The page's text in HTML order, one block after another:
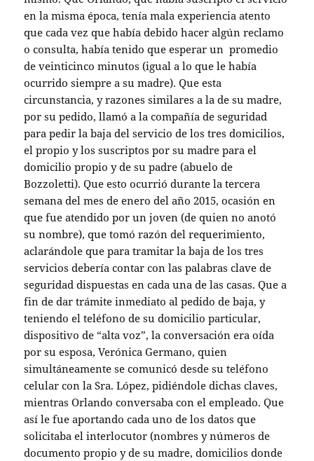
en la misma época, tenía mala experiencia atento
que cada vez que había debido hacer algún reclamo
o consulta, había tenido que esperar un promedio
de veinticinco minutos (igual a lo que le había
ocurrido siempre a su madre). Que esta
circunstancia, y razones similares a la de su madre,
por su pedido, llamó a la compañía de seguridad
para pedir la baja del servicio de los tres domicilios,
el propio y los suscriptos por su madre para el
domicilio propio y de su padre (abuelo de
Bozzoletti). Que esto ocurrió durante la tercera
semana del mes de enero del año 2015, ocasión en
que fue atendido por un joven (de quien no anotó
su nombre), que tomó razón del requerimiento,
aclarándole que para tramitar la baja de los tres
servicios debería contar con las palabras clave de
seguridad dispuestas en cada una de las casas. Que a
fin de dar trámite inmediato al pedido de baja, y
teniendo el teléfono de su domicilio particular,
dispositivo de “alta voz”, la conversación era oída
por su esposa, Verónica Germano, quien
simultáneamente se comunicó desde su teléfono
celular con la Sra. López, pidiéndole dichas claves,
mientras Orlando conversaba con el empleado. Que
así le fue aportando cada uno de los datos que
solicitaba el interlocutor (nombres y números de
documento propio y de su madre, domicilios donde